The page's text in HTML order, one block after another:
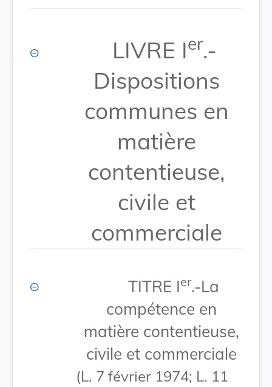
LIVRE Ier.-
Dispositions
communes en
matière
contentieuse,
civile et
commerciale
TITRE Ier.-La
compétence en
matière contentieuse,
civile et commerciale
(L. 7 février 1974; L. 11